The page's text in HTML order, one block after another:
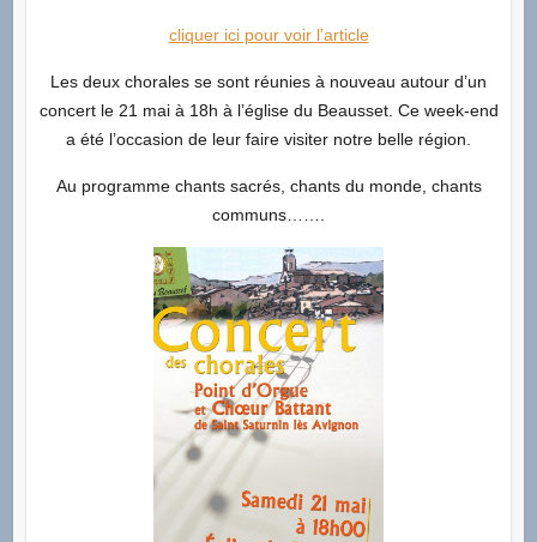
cliquer ici pour voir l’article
Les deux chorales se sont réunies à nouveau autour d’un
concert le 21 mai à 18h à l’église du Beausset. Ce week-end
a été l’occasion de leur faire visiter notre belle région.
Au programme chants sacrés, chants du monde, chants
communs…….